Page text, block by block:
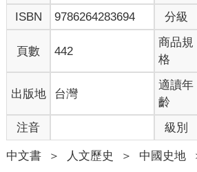
雖然劉裕跟很多開國皇帝一樣，自己
仗，到處取得勝利，但他開創的基業卻不
開國皇帝基本都是打下大片江山——也就
神州大地，掃清一切強敵，威加四海，一
的卻只是半壁江山，繼承的只是弱勢王朝
方還有幾個強大的勢力在虎視眈眈，隨即
者；然後別的開國創始老大在宣布開張的
大把，弄得爵位都不好封了，可是劉裕現
個。本來劉穆之是個王佐之才，但卻早逝
無窮大的損失；頭號謀臣完蛋，那些可以
劉裕一個小陰謀全部除掉，而且解決得很
ISBN
9786264283694 分級
頁數 442
商品規
格
出版地 台灣
適讀年
齡
注音 級別
中文書 ＞ 人文歷史 ＞ 中國史地